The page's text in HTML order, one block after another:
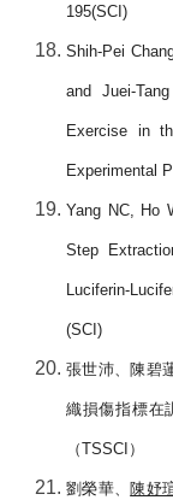
195(SCI)
Shih-Pei
and Juei-
Exercise in
Experimental
Yang NC, Ho
Step
Luciferin-
(SCI)
張世沛、陳碧
織損傷指標在
（TSSCI ）
劉榮華、陳妤